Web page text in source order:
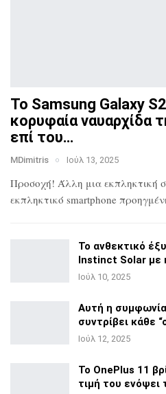
Το Samsung Galaxy
κορυφαία ναυαρχίδα
επί του…
MDimitris Ιούλ 13, 2025
Προσοχή! Άλλη μια εκπληκτική
εκπληκτικό smartphone
Το ανθεκτικό
Instinct Solar με
Ιούλ 10, 2025
Αυτή η
συντρίβει κάθε
Ιούλ 12, 2025
Το OnePlus 11
τιμή του ενόψει